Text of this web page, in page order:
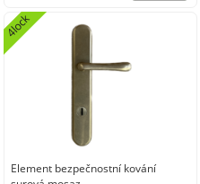
Element bezpečnostní kování
4lock